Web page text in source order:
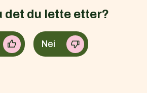
det du lette etter?
Nei